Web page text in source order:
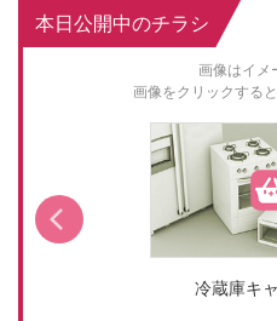
本日公開中のチラシ
画像はイメ
画像をクリックする
冷蔵庫キ